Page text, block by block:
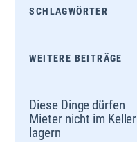
SCHLAGWÖRTER
WEITERE BEITRÄGE
Diese Dinge dürfen
Mieter nicht im Keller
lagern